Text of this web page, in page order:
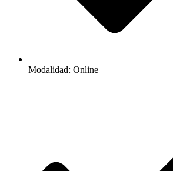
Modalidad: Online